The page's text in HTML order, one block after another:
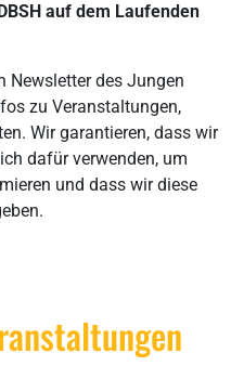
auf dem Laufenden
Newsletter des Jungen
zu Veranstaltungen,
Wir garantieren, dass wir
dafür verwenden, um
und dass wir diese